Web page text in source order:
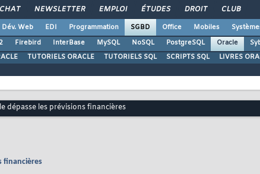
CHAT NEWSLETTER EMPLOI ÉTUDES DROIT CLUB
Dév. Web EDI Programmation SGBD Office Mobiles
Firebird InterBase MySQL NoSQL PostgreSQL Oracle
TUTORIELS ORACLE TUTORIELS SQL SCRIPTS SQL LIVRES
dépasse les prévisions financières
financières